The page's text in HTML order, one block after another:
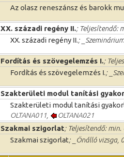
Az olasz reneszánsz és barokk
XX. századi regény II.; Teljesítendő:
XX. századi regény II.;
Fordítás és szövegelemzés I.;
Fordítás és szövegelemzés I.;
Szakterületi modul tanítási
Szakterületi modul tanítási
OLTANA011
OLTANA021
Szakmai szigorlat; Teljesítendő: min.
Szakmai szigorlat; _Önálló vizsga,